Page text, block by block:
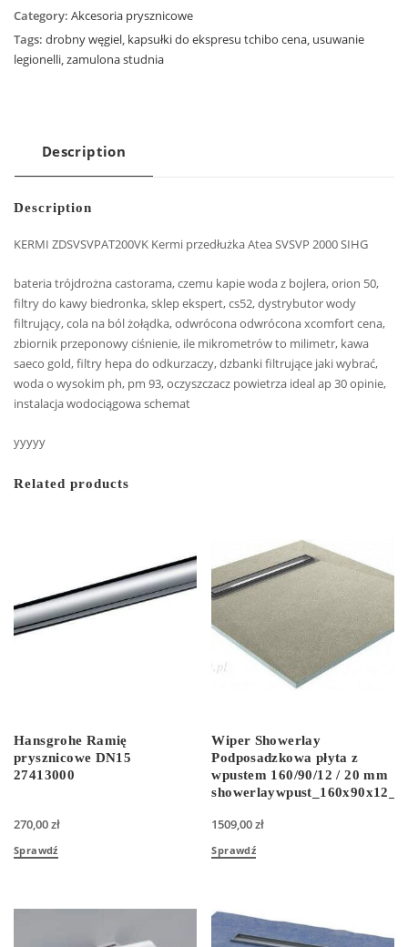
Category: Akcesoria prysznicowe
Tags: drobny węgiel, kapsułki do ekspresu tchibo cena, usuwanie
legionelli,zamulona studnia
Description
Description
KERMI ZDSVSVPAT200VK Kermi przedłużka Atea SVSVP 2000 SIHG
bateria trójdrożna castorama, czemu kapie woda z bojlera, orion 50,
filtry do kawy biedronka, sklep ekspert, cs52, dystrybutor wody
filtrujący, cola na ból żołądka, odwrócona odwrócona xcomfort cena,
zbiornik przeponowy ciśnienie, ile mikrometrów to milimetr, kawa
saeco gold, filtry hepa do odkurzaczy, dzbanki filtrujące jaki wybrać,
woda o wysokim ph, pm 93, oczyszczacz powietrza ideal ap 30 opinie,
instalacja wodociągowa schemat
yyyyy
Related products
Hansgrohe Ramię
prysznicowe DN15
27413000
270,00zł
Sprawdź
Wiper Showerlay
Podposadzkowa płyta z
wpustem 160/90/12 / 20 mm
1509,00zł
Sprawdź